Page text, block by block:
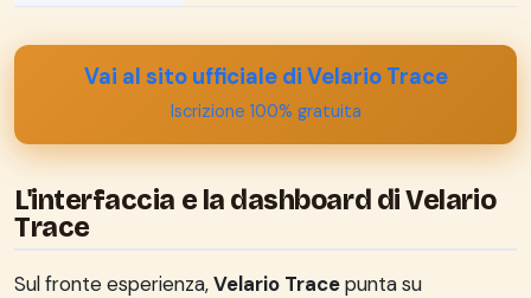
Vai al sito ufficiale di Velario Trace
Iscrizione 100% gratuita
L'interfaccia e la dashboard di Velario
Trace
Sul fronte esperienza,Velario Tracepunta su